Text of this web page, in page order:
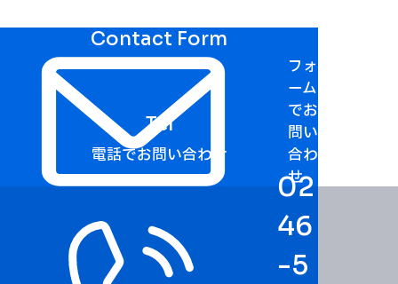
Contact Form
フォ
ーム
でお
問い
合わ
せ
Tel
電話でお問い合わせ
02
46
-5